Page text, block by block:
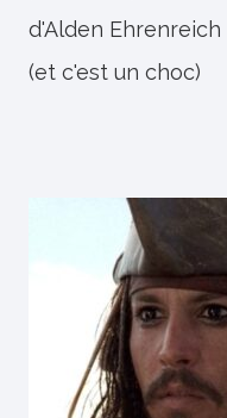
d'Alden Ehrenreich
(et c'est un choc)